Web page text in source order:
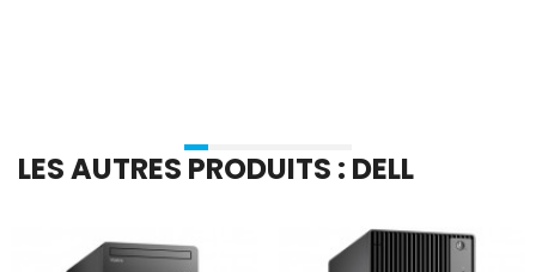
LES AUTRES PRODUITS : DELL